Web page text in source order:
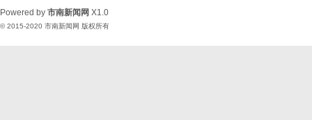
Powered by 市南新闻网 X1.0
© 2015-2020 市南新闻网 版权所有